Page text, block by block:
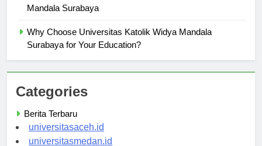
Alumni Success Stories from Universitas Katolik Widya
Why Choose Universitas Katolik Widya Mandala
Categories
Berita Terbaru
universitasaceh.id